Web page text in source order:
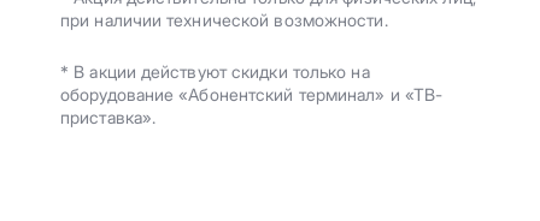
при наличии технической возможности.
* В акции действуют скидки только на
оборудование «Абонентский терминал» и «ТВ-
приставка».